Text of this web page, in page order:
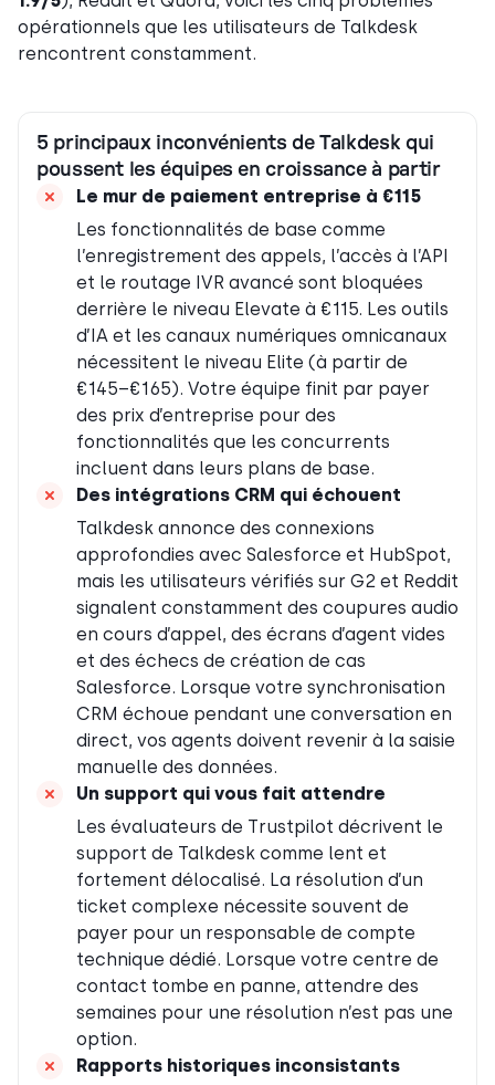
opérationnels que les utilisateurs de Talkdesk
rencontrent constamment.
5 principaux inconvénients de Talkdesk qui
poussent les équipes en croissance à partir
Le mur de paiement entreprise à €115
Les fonctionnalités de base comme
l’enregistrement des appels, l’accès à l’API
et le routage IVR avancé sont bloquées
derrière le niveau Elevate à €115. Les outils
d’IA et les canaux numériques omnicanaux
nécessitent le niveau Elite (à partir de
€145–€165). Votre équipe finit par payer
des prix d’entreprise pour des
fonctionnalités que les concurrents
incluent dans leurs plans de base.
Des intégrations CRM qui échouent
Talkdesk annonce des connexions
approfondies avec Salesforce et HubSpot,
mais les utilisateurs vérifiés sur G2 et Reddit
signalent constamment des coupures audio
en cours d’appel, des écrans d’agent vides
et des échecs de création de cas
Salesforce. Lorsque votre synchronisation
CRM échoue pendant une conversation en
direct, vos agents doivent revenir à la saisie
manuelle des données.
Un support qui vous fait attendre
Les évaluateurs de Trustpilot décrivent le
support de Talkdesk comme lent et
fortement délocalisé. La résolution d’un
ticket complexe nécessite souvent de
payer pour un responsable de compte
technique dédié. Lorsque votre centre de
contact tombe en panne, attendre des
semaines pour une résolution n’est pas une
option.
Rapports historiques inconsistants